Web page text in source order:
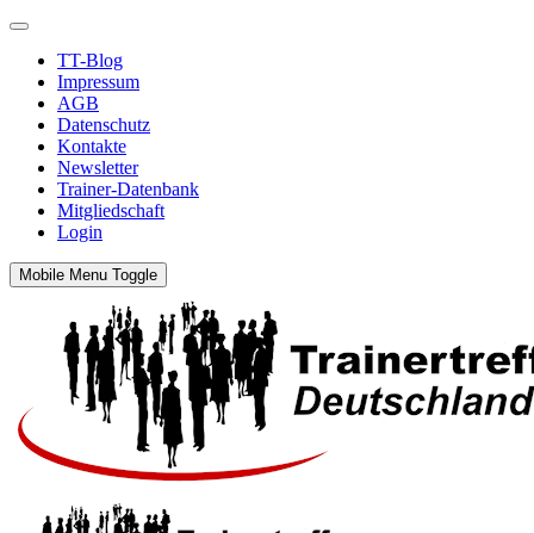
TT-Blog
Impressum
AGB
Datenschutz
Kontakte
Newsletter
Trainer-Datenbank
Mitgliedschaft
Login
Mobile Menu Toggle